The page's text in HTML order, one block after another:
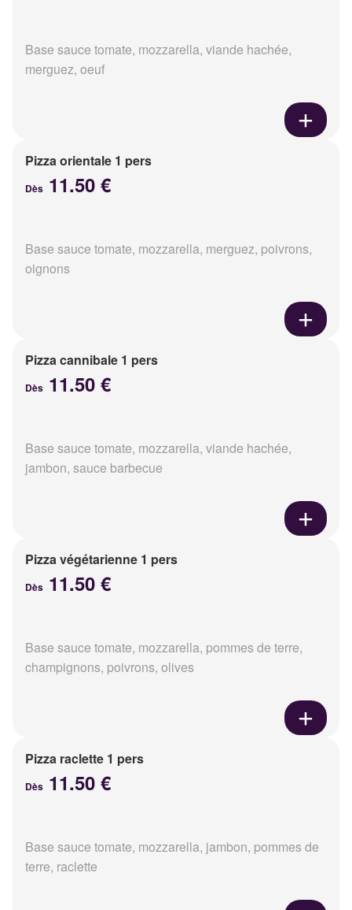
Base sauce tomate, mozzarella, viande hachée,
merguez, oeuf
Pizza orientale 1 pers
Dès 11.50 €
Base sauce tomate, mozzarella, merguez, poivrons,
oignons
Pizza cannibale 1 pers
Dès 11.50 €
Base sauce tomate, mozzarella, viande hachée,
jambon, sauce barbecue
Pizza végétarienne 1 pers
Dès 11.50 €
Base sauce tomate, mozzarella, pommes de terre,
champignons, poivrons, olives
Pizza raclette 1 pers
Dès 11.50 €
Base sauce tomate, mozzarella, jambon, pommes de
terre, raclette